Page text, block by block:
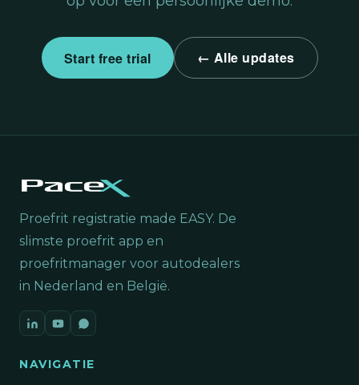
Start free trial ← Alle updates
Proefrit registratie made EASY. De
slimste proefrit app en
proefritmanager voor autodealers
in Nederland en België.
NAVIGATIE